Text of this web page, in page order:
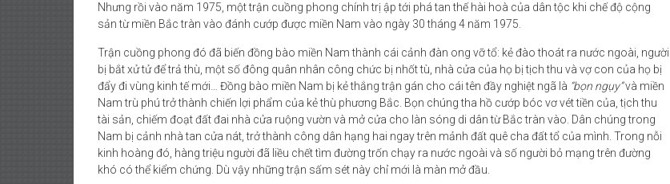
TRẢ
TÊN
SÀI
GÒN
Nhưng rồi vào năm 1975, một trận cuồng phong chính trị ập tới phá tan thế hài hoà của dân tộc khi chế độ cộng
sản từ miền Bắc tràn vào đánh cướp được miền Nam vào ngày 30 tháng 4 năm 1975.
Trận cuồng phong đó đã biến đồng bào miền Nam thành cái cảnh đàn ong vỡ tổ: kẻ đào thoát ra nước ngoài, người
bị bắt xử tử để trả thù, một số đông quân nhân công chức bị nhốt tù, nhà cửa của họ bị tịch thu và vợ con của họ bị
đẩy đi vùng kinh tế mới… Đồng bào miền Nam bị kẻ thắng trận gán cho cái tên đầy nghiệt ngã là “bọn ngụy”và miền
Nam trù phú trở thành chiến lợi phẩm của kẻ thù phương Bắc. Bọn chúng tha hồ cướp bóc vơ vét tiền của, tịch thu
tài sản, chiếm đoạt đất đai nhà cửa ruộng vườn và mở cửa cho làn sóng di dân từ Bắc tràn vào. Dân chúng trong
Nam bị cảnh nhà tan cửa nát, trở thành công dân hạng hai ngay trên mảnh đất quê cha đất tổ của mình. Trong nỗi
kinh hoàng đó, hàng triệu người đã liều chết tìm đường trốn chạy ra nước ngoài và số người bỏ mạng trên đường
khó có thể kiểm chứng. Dù vậy những trận sấm sét này chỉ mới là màn mở đầu.